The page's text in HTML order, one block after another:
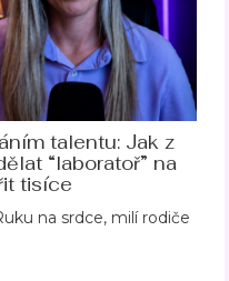
talentu: Jak z
“laboratoř” na
tisíce
na srdce, milí rodiče